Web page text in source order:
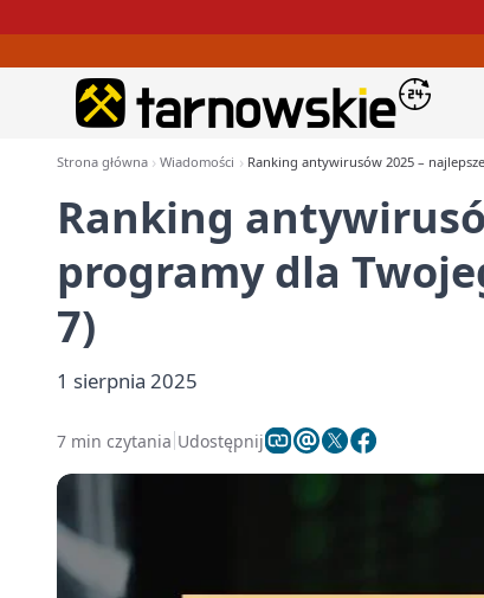
Strona główna Wiadomości Ranking antywirusów 2025 –
Ranking
programy dla
7)
1 sierpnia 2025
7 min czytania Udostępnij